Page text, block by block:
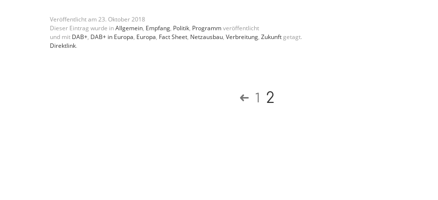
Veröffentlicht am 23. Oktober2018
Dieser Eintrag wurde inAllgemein, Empfang, Politik, Programmveröffentlicht
und mit DAB+, DAB+ in Europa, Europa, Fact Sheet, Netzausbau, Verbreitung, Zukunft getagt.
Direktlink.
1 2